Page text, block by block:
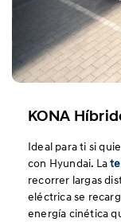
KONA
Ideal para ti si
con Hyundai. La
recorrer largas
eléctrica se
energía cinética